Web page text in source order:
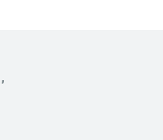
,